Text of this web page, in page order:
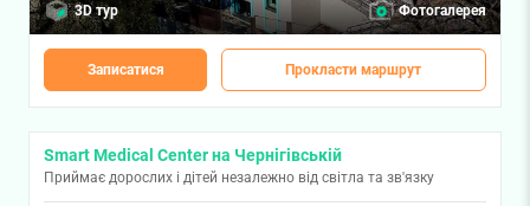
3D тур Фотогалерея
Записатися Прокласти маршрут
Smart Medical Center на Чернігівській
Приймає дорослих і дітей незалежно від світла та зв'язку